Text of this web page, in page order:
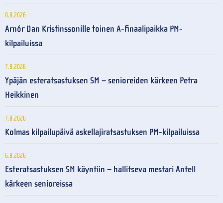
8.8.2026
Arnór Dan Kristinssonille toinen A-finaalipaikka PM-
kilpailuissa
7.8.2026
Ypäjän esteratsastuksen SM – senioreiden kärkeen Petra
Heikkinen
7.8.2026
Kolmas kilpailupäivä askellajiratsastuksen PM-kilpailuissa
6.8.2026
Esteratsastuksen SM käyntiin – hallitseva mestari Antell
kärkeen senioreissa